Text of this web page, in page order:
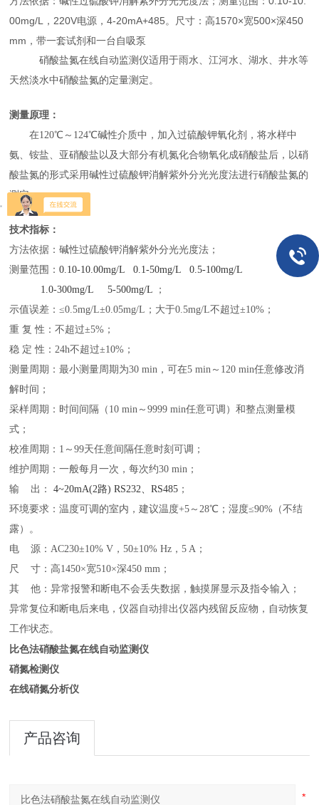
00mg/L，220V电源，4-20mA+485。尺寸：高1570×宽500×深450
mm，带一套试剂和一台自吸泵
硝酸盐氮在线自动监测仪适用于雨水、江河水、湖水、井水等
天然淡水中硝酸盐氮的定量测定。
测量原理：
在120℃～ 124℃碱性介质中，加入过硫酸钾氧化剂，将水样中
氨、铵盐、亚硝酸盐以及大部分有机氮化合物氧化成硝酸盐后，以硝
酸盐氮的形式采用碱性过硫酸钾消解紫外分光光度法进行硝酸盐氮的
测定。
技术指标：
方法依据：碱性过硫酸钾消解紫外分光光度法 ；
测量范围：0.10-10.00mg/L 0.1-50mg/L 0.5-100mg/L
1.0-300mg/L
5-500mg/L
；
示值误差：≤0.5mg/L±0.05mg/L ；大于0.5mg/L不超过±10% ；
重 复 性：不超过±5% ；
稳 定 性：24h不超过±10% ；
测量周期：最小测量周期为30 min ，可在5 min ～ 120 min任意修改消
解时间 ；
采样周期：时间间隔（ 10 min ～9999 min任意可调）和整点测量模
式 ；
校准周期： 1 ～99天任意间隔任意时刻可调 ；
维护周期：一般每月一次，每次约30 min ；
输
出： 4~20mA(2路) RS232、RS485 ；
环境要求：温度可调的室内，建议温度+5 ～28℃；湿度≤90% （不结
露）。
电
源：AC230±10% V ，50±10% Hz ，5 A ；
尺
寸：高1450×宽510×深450 mm ；
其
他：异常报警和断电不会丢失数据 ，触摸屏显示及指令输入；
异常复位和断电后来电，仪器自动排出仪器内残留反应物，自动恢复
工作状态。
比色法硝酸盐氮在线自动监测仪
硝氮检测仪
在线硝氮分析仪
产品咨询